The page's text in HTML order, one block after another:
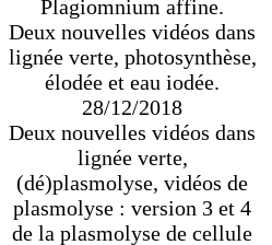
Plagiomnium affine.
Deux nouvelles vidéos dans
lignée verte, photosynthèse,
élodée et eau iodée.
28/12/2018
Deux nouvelles vidéos dans
lignée verte,
(dé)plasmolyse, vidéos de
plasmolyse : version 3 et 4
de la plasmolyse de cellule